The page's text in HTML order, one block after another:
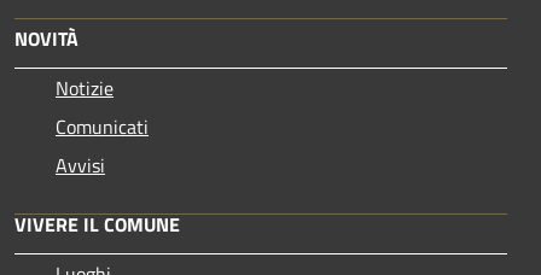
NOVITÀ
Notizie
Comunicati
Avvisi
VIVERE IL COMUNE